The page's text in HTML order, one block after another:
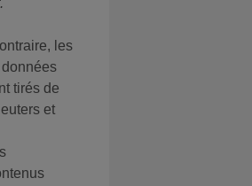
les
tirés de
et